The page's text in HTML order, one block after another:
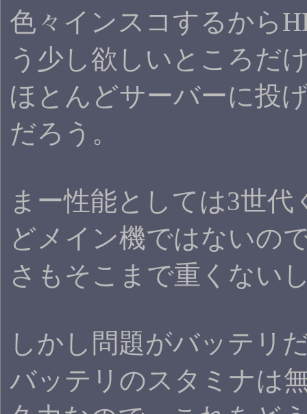
色々インスコするから
う少し欲しいところだ
ほとんどサーバーに投
だろう。
まー性能としては3世代
どメイン機ではないの
さもそこまで重くない
しかし問題がバッテリ
バッテリのスタミナは